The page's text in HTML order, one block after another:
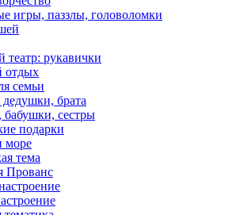
игры, паззлы, головоломки
театр: рукавички
отдых
семьи
брата
сестры
подарки
море
тема
Прованс